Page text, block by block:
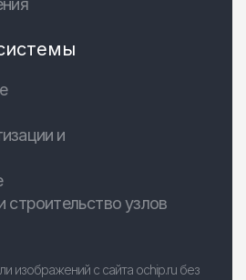
и
строительство узлов
изображений с сайта ochip.ru без